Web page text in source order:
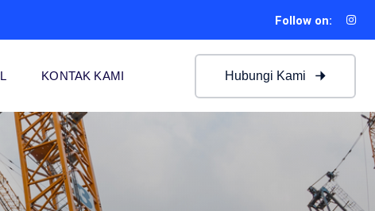
Follow on:
KONTAK KAMI Hubungi Kami